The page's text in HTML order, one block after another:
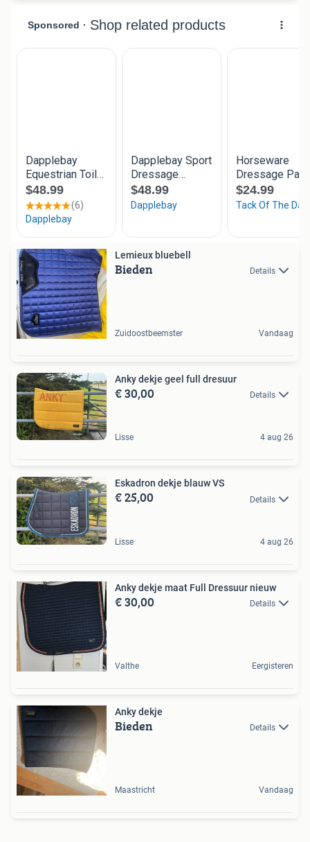
Lemieux bluebell
Bieden Details
Zuidoostbeemster Vandaag
Anky dekje geel full dresuur
€ 30,00 Details
Lisse 4 aug 26
Eskadron dekje blauw VS
€ 25,00 Details
Lisse 4 aug 26
Anky dekje maat Full Dressuur nieuw
€ 30,00 Details
Valthe Eergisteren
Anky dekje
Bieden Details
Maastricht Vandaag